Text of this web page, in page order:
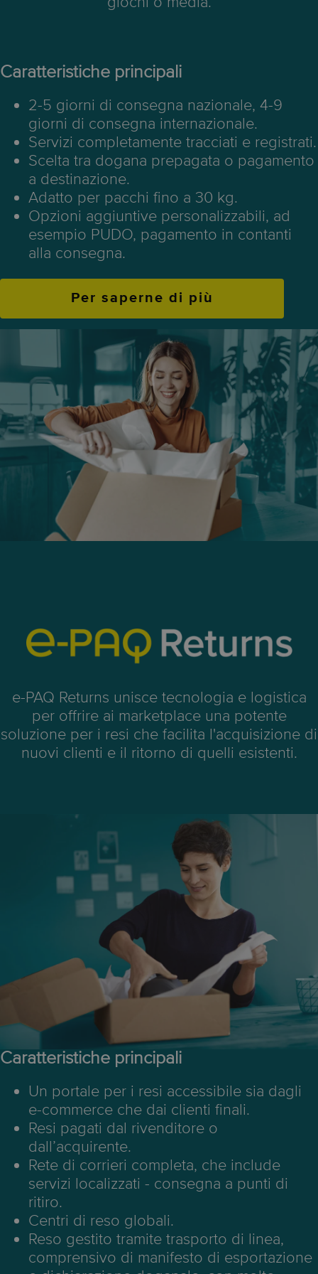
Caratteristiche principali
2-5 giorni di consegna nazionale, 4-9
giorni di consegna internazionale.
Servizi completamente tracciati e registrati.
Scelta tra dogana prepagata o pagamento
a destinazione.
Adatto per pacchi fino a 30 kg.
Opzioni aggiuntive personalizzabili, ad
esempio PUDO, pagamento in contanti
alla consegna.
Per saperne di più
e-PAQ Returns unisce tecnologia e logistica
per offrire ai marketplace una potente
soluzione per i resi che facilita l'acquisizione di
nuovi clienti e il ritorno di quelli esistenti.
Caratteristiche principali
Un portale per i resi accessibile sia dagli
e-commerce che dai clienti finali.
Resi pagati dal rivenditore o
dall’acquirente.
Rete di corrieri completa, che include
servizi localizzati - consegna a punti di
ritiro.
Centri di reso globali.
Reso gestito tramite trasporto di linea,
comprensivo di manifesto di esportazione